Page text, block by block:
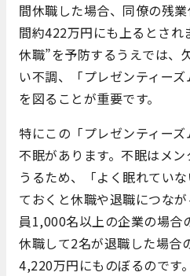
間休職した場合、同僚の残
間約422万円にも上るとされ
休職”を予防するうえでは、
い不調、「プレゼンティー
を図ることが重要です。
特にこの「プレゼンティー
不眠があります。不眠はメ
うるため、「よく眠れてい
ておくと休職や退職につな
員1,000名以上の企業の場合
休職して2名が退職した場合
4,220万円にものぼるのです。